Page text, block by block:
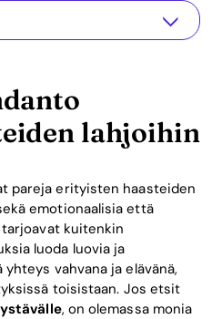
lahjoihin
lahjat
ROI-edut
lahjoista
lahjoihin
pareja erityisten haasteiden
emotionaalisia että
tarjoavat kuitenkin
luoda luovia ja
vahvana ja elävänä,
toisistaan. Jos etsit
, on olemassa monia